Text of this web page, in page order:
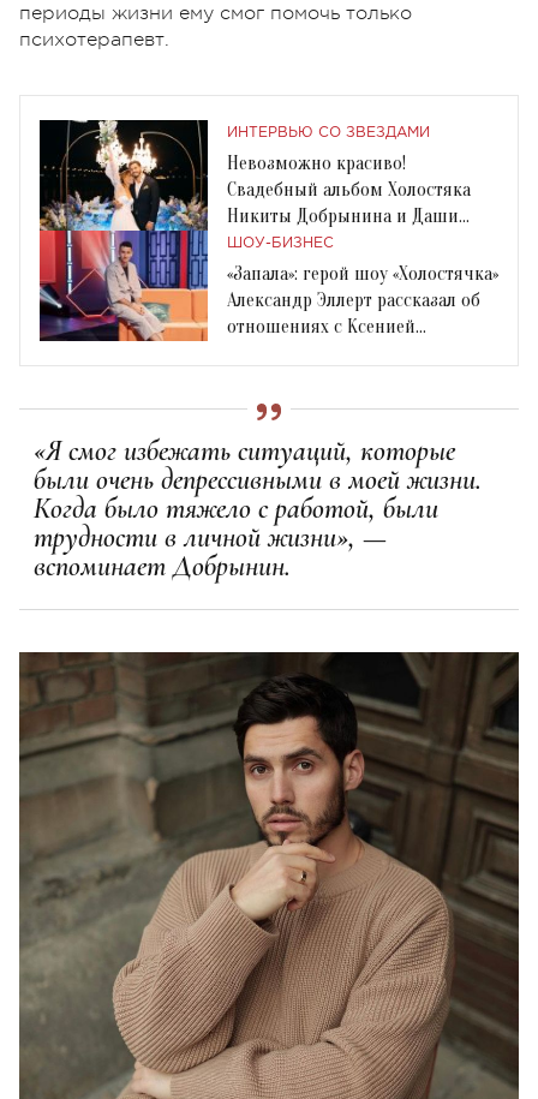
периоды жизни ему смог помочь только
психотерапевт.
ИНТЕРВЬЮ СО ЗВЕЗДАМИ
Невозможно красиво!
Свадебный альбом Холостяка
Никиты Добрынина и Даши
Квитковой
ШОУ-БИЗНЕС
«Запала»: герой шоу «Холостячка»
Александр Эллерт рассказал об
отношениях с Ксенией
«Я смог избежать ситуаций, которые
были очень депрессивными в моей жизни.
Когда было тяжело с работой, были
трудности в личной жизни», —
вспоминает Добрынин.